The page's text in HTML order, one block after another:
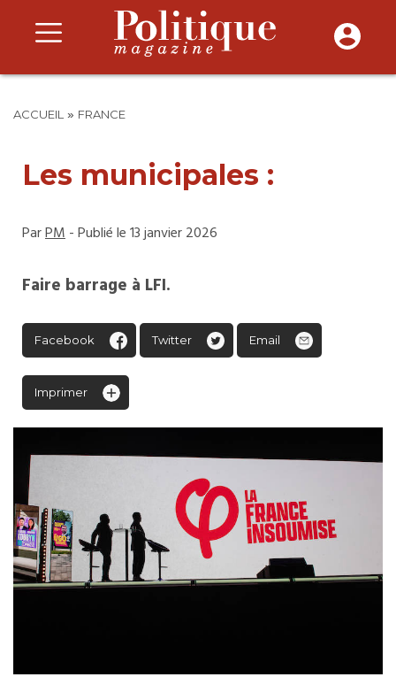
ACCUEIL » FRANCE
Les municipales :
ParPM- Publié le 13 janvier 2026
Faire barrage à LFI.
Facebook Twitter Email
Imprimer